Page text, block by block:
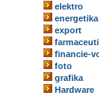
elektro
energetika
export
financie-
foto
grafika
Hardware